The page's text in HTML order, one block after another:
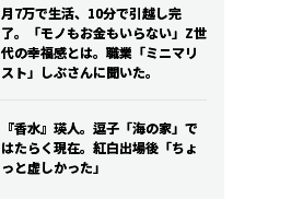
月7万で生活、10分で引越し完
了。「モノもお金もいらない」Z世
代の幸福感とは。職業「ミニマリ
スト」しぶさんに聞いた。
『香水』瑛人。逗子「海の家」で
はたらく現在。紅白出場後「ちょ
っと虚しかった」
月7万で生活、10分で引越し完
了。「モノもお金もいらない」Z世
代の幸福感とは。職業「ミニマリ
スト」しぶさんに聞いた。
『香水』瑛人。逗子「海の家」で
はたらく現在。紅白出場後「ちょ
っと虚しかった」